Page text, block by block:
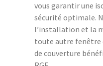
vous garantir une
sécurité optimale.
l’installation et la
toute autre fenêtre
de couverture